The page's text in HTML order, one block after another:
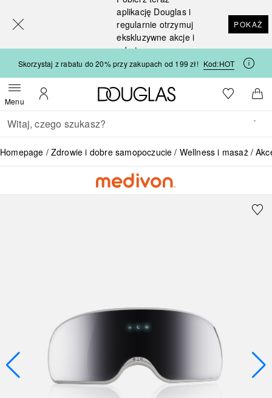
aplikację Douglas i
regularnie otrzymuj
ekskluzywne akcje i
rabaty
POKAŻ
Skorzystaj z rabatu do 20% przy zakupach od 199 zł! Kod:HOT
MenuOtwórz menuMoje konto
Strona główna Douglas
Do listyDo
Wracać
Wykonaj wyszukiwanie
Homepage Zdrowie i dobre samopoczucie Wellness i masaż
[navigation.slideout.screenreader]